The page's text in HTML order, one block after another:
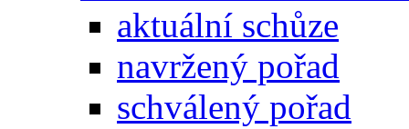
aktuální schůze
navržený pořad
schválený pořad